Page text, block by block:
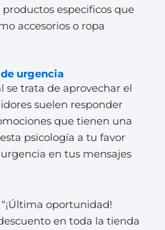
especificos que
accesorios o ropa
urgencia
se trata de aprovechar el
suelen responder
que tienen una
psicología a tu favor
en tus mensajes
oportunidad!
en toda la tienda